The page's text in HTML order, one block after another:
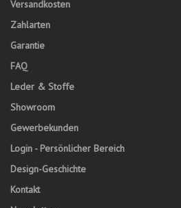
Versandkosten
Zahlarten
Garantie
FAQ
Leder & Stoffe
Showroom
Gewerbekunden
Login - Persönlicher Bereich
Design-Geschichte
Kontakt